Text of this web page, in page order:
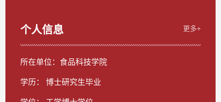
个人信息 更多+
所在单位：食品科技学院
学历： 博士研究生毕业